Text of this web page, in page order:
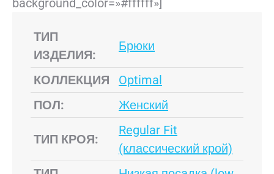
background_color=»#ffffff»]
ТИП
ИЗДЕЛИЯ:
Брюки
КОЛЛЕКЦИЯ
Optimal
ПОЛ:
Женский
ТИП КРОЯ:
Regular Fit
(классический крой)